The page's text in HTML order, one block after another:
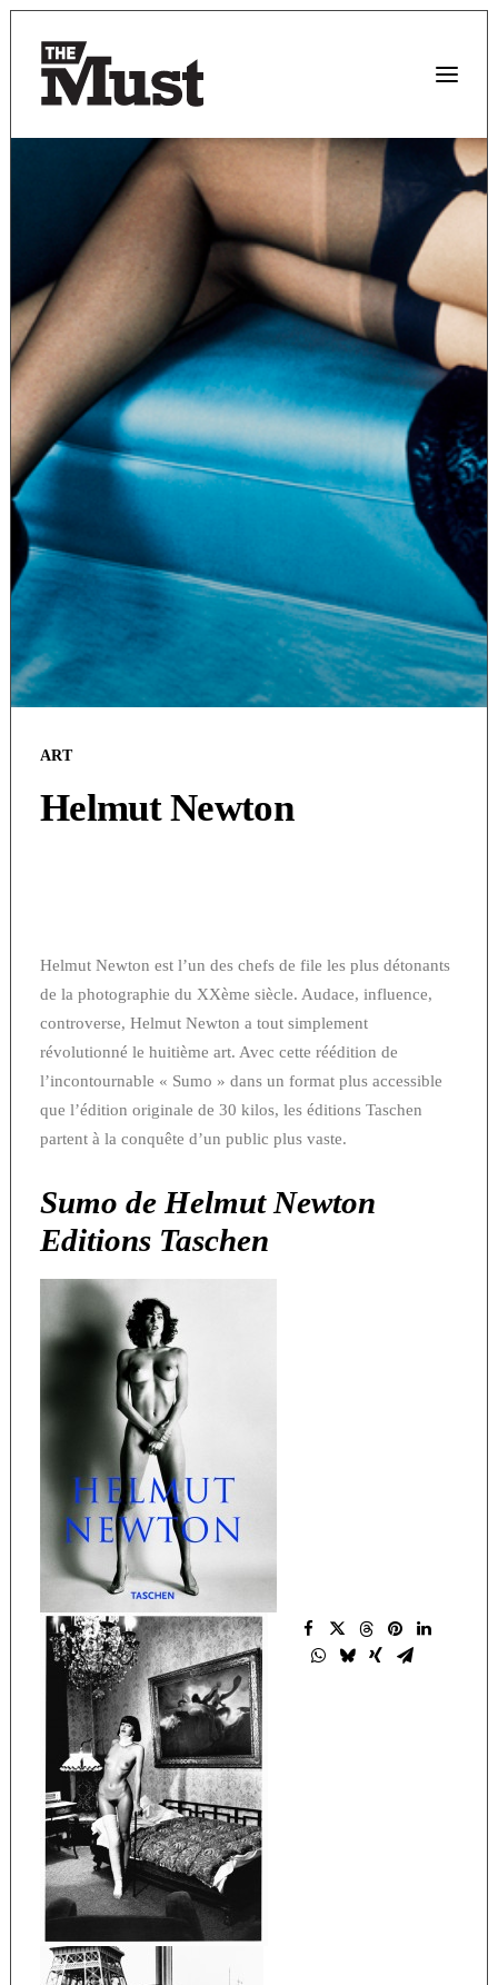
ART
Helmut Newton
Helmut Newton est l’un des chefs de file les plus détonants
de la photographie du XXème siècle. Audace, influence,
controverse, Helmut Newton a tout simplement
révolutionné le huitième art. Avec cette réédition de
l’incontournable « Sumo » dans un format plus accessible
que l’édition originale de 30 kilos, les éditions Taschen
partent à la conquête d’un public plus vaste.
Sumo de Helmut Newton
Editions Taschen